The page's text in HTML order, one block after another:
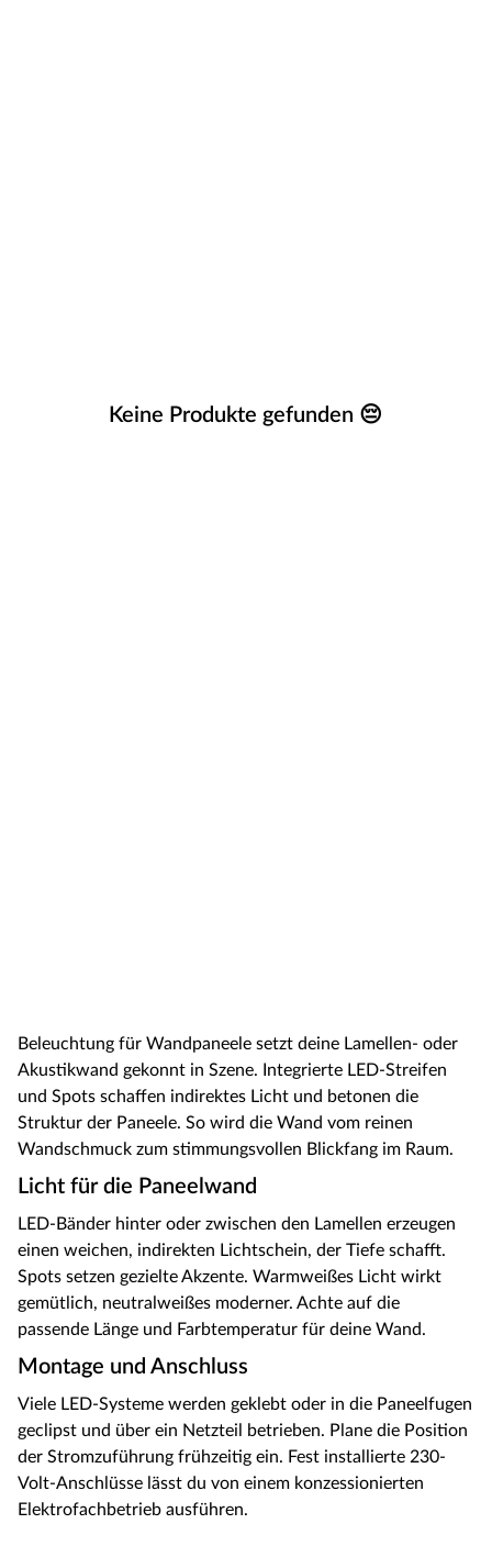
Keine Produkte gefunden 😔
Beleuchtung für Wandpaneele setzt deine Lamellen- oder
Akustikwand gekonnt in Szene. Integrierte LED-Streifen
und Spots schaffen indirektes Licht und betonen die
Struktur der Paneele. So wird die Wand vom reinen
Wandschmuck zum stimmungsvollen Blickfang im Raum.
Licht für die Paneelwand
LED-Bänder hinter oder zwischen den Lamellen erzeugen
einen weichen, indirekten Lichtschein, der Tiefe schafft.
Spots setzen gezielte Akzente. Warmweißes Licht wirkt
gemütlich, neutralweißes moderner. Achte auf die
passende Länge und Farbtemperatur für deine Wand.
Montage und Anschluss
Viele LED-Systeme werden geklebt oder in die Paneelfugen
geclipst und über ein Netzteil betrieben. Plane die Position
der Stromzuführung frühzeitig ein. Fest installierte 230-
Volt-Anschlüsse lässt du von einem konzessionierten
Elektrofachbetrieb ausführen.